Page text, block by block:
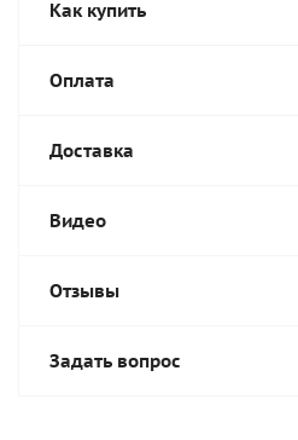
Как купить
Оплата
Доставка
Видео
Отзывы
Задать вопрос